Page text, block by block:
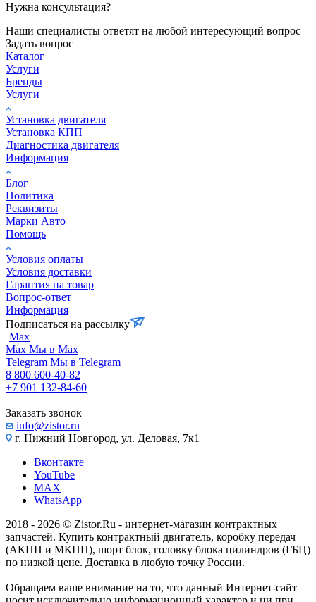
Нужна консультация?
Наши специалисты ответят на любой интересующий вопрос
Задать вопрос
Каталог
Услуги
Бренды
Услуги
Установка двигателя
Установка КПП
Диагностика двигателя
Информация
Блог
Политика
Реквизиты
Марки Авто
Помощь
Условия оплаты
Условия доставки
Гарантия на товар
Вопрос-ответ
Информация
Подписаться на рассылку
Max
Max Мы в Max
Telegram Мы в Telegram
8 800 600-40-82
+7 901 132-84-60
Заказать звонок
info@zistor.ru
г. Нижний Новгород, ул. Деловая, 7к1
Вконтакте
YouTube
MAX
WhatsApp
2018 - 2026 © Zistor.Ru - интернет-магазин контрактных
запчастей. Купить контрактный двигатель, коробку передач
(АКПП и МКПП), шорт блок, головку блока цилиндров (ГБЦ)
по низкой цене. Доставка в любую точку России.
Обращаем ваше внимание на то, что данный Интернет-сайт